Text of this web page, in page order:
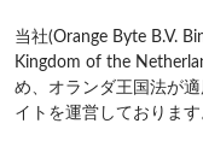
当社(Orange Byte B.V.
Kingdom of the
め、オランダ王国法が
イトを運営しております